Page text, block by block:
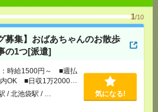
1/10
募集】おばあちゃんのお散歩
の1つ[派遣]
：時給1500円～ ■週払
OK ■日収1万2000円
/ 北池袋駅 / … 気になる!
現金2千円相当プレゼント】生
1500円～ ■週払い
円以上
気になる！